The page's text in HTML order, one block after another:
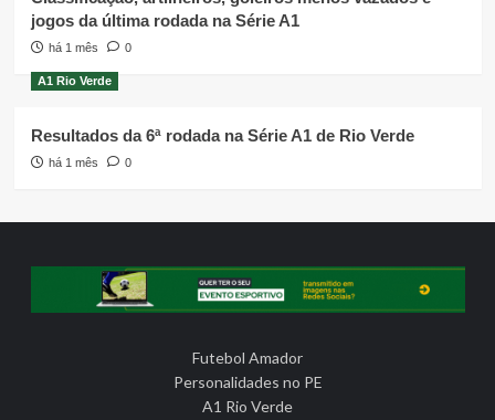
jogos da última rodada na Série A1
há 1 mês 0
A1 Rio Verde
Resultados da 6ª rodada na Série A1 de Rio Verde
há 1 mês 0
Futebol Amador
Personalidades no PE
A1 Rio Verde